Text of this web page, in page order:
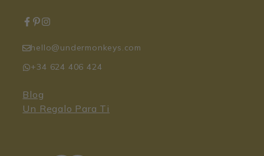
hello@undermonkeys.com
+34 624 406 424
Blog
Un Regalo Para Ti